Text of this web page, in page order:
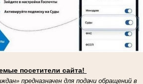
посетители сайта!
предназначен для подачи обращений в